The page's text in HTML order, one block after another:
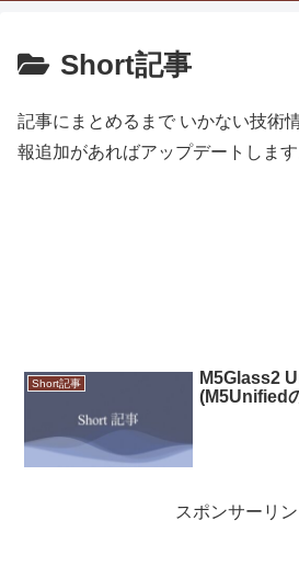
Short記事
記事にまとめるまで いかない技術
報追加があればアップデートします
Short記事
M5Glass2
(M5Unified
スポンサーリン